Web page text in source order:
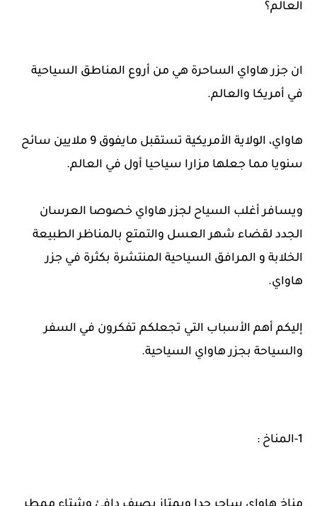
العالم؟
ان جزر هاواي الساحرة هي من أروع المناطق السياحية
في أمريكا والعالم.
هاواي، الولاية الأمريكية تستقبل مايفوق 9 ملايين سائح
سنويا مما جعلها مزارا سياحيا أول في العالم.
ويسافر أغلب السياح لجزر هاواي خصوصا العرسان
الجدد لقضاء شهر العسل والتمتع بالمناظر الطبيعة
الخلابة و المرافق السياحية المنتشرة بكثرة في جزر
هاواي.
إليكم أهم الأسباب التي تجعلكم تفكرون في السفر
والسياحة بجزر هاواي السياحية.
1-المناخ :